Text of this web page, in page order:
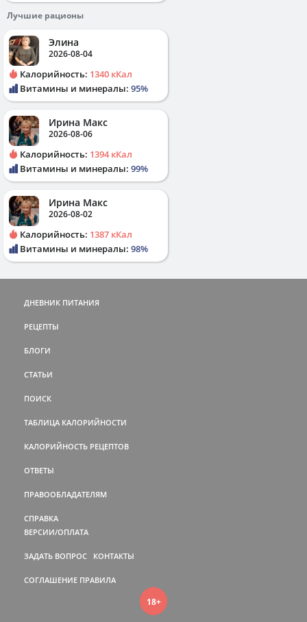
Лучшие рационы
Элина
2026-08-04
Калорийность: 1340 кКал
Витамины и минералы: 95%
Ирина Макс
2026-08-06
Калорийность: 1394 кКал
Витамины и минералы: 99%
Ирина Макс
2026-08-02
Калорийность: 1387 кКал
Витамины и минералы: 98%
ДНЕВНИК ПИТАНИЯ
РЕЦЕПТЫ
БЛОГИ
СТАТЬИ
ПОИСК
ТАБЛИЦА КАЛОРИЙНОСТИ
КАЛОРИЙНОСТЬ РЕЦЕПТОВ
ОТВЕТЫ
ПРАВООБЛАДАТЕЛЯМ
СПРАВКА
ВЕРСИИ/ОПЛАТА
ЗАДАТЬ ВОПРОС КОНТАКТЫ
СОГЛАШЕНИЕ ПРАВИЛА
18+